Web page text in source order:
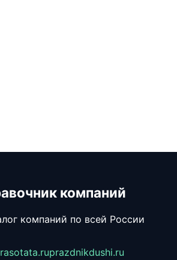
компаний
компаний по всей России
prazdnikdushi.ru